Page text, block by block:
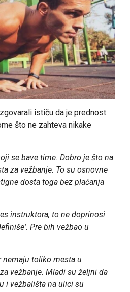
ističu da je prednost
što ne zahteva nikake
se bave time. Dobro je što na
za vežbanje. To su osnovne
dosta toga bez plaćanja
instruktora, to ne doprinosi
Pre bih vežbao u
nemaju toliko mesta u
vežbanje. Mladi su željni da
i vežbališta na ulici su